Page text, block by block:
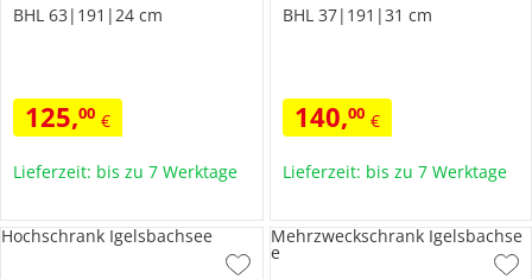
BHL 63|191|24 cm
125,00 €
Lieferzeit: bis zu 7 Werktage
BHL 37|191|31 cm
140,00 €
Lieferzeit: bis zu 7 Werktage
Hochschrank Igelsbachsee Mehrzweckschrank Igelsbachse
e